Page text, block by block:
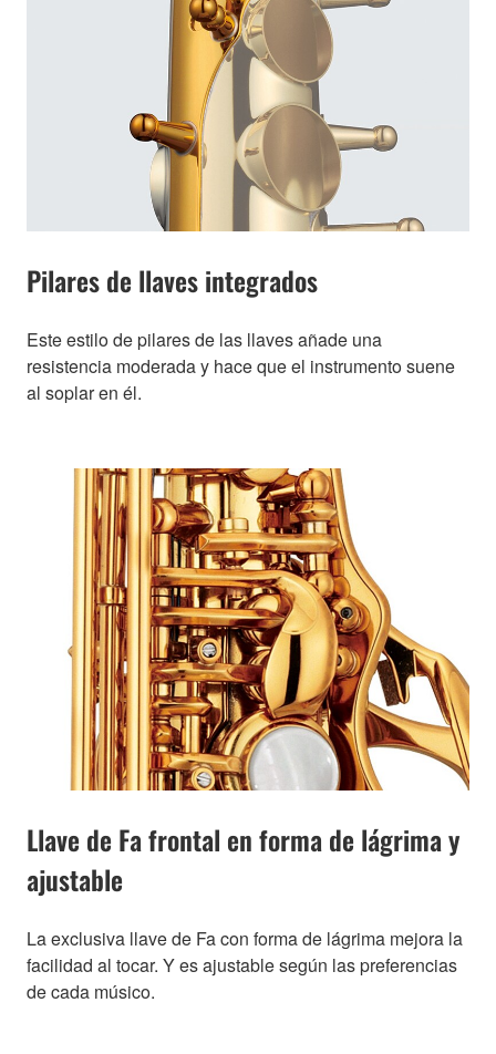
Pilares de llaves integrados
Este estilo de pilares de las llaves añade una
resistencia moderada y hace que el instrumento suene
al soplar en él.
Llave de Fa frontal en forma de lágrima y
ajustable
La exclusiva llave de Fa con forma de lágrima mejora la
facilidad al tocar. Y es ajustable según las preferencias
de cada músico.